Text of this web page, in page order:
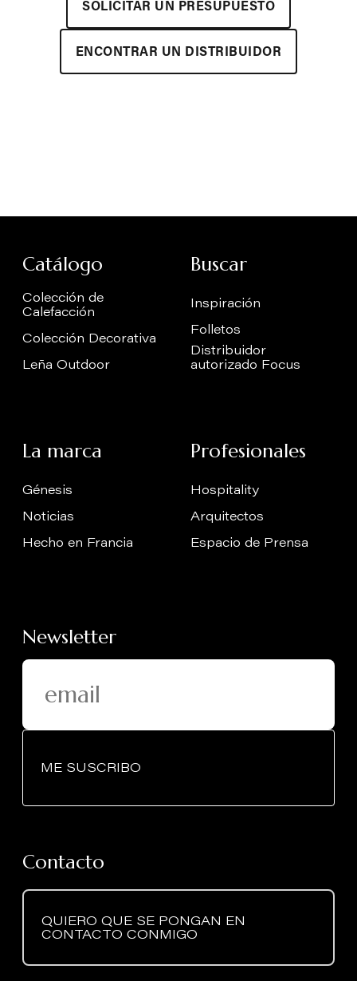
SOLICITAR UN PRESUPUESTO
ENCONTRAR UN DISTRIBUIDOR
Catálogo
Colección de
Calefacción
Colección Decorativa
Leña Outdoor
Buscar
Inspiración
Folletos
Distribuidor
autorizado Focus
La marca
Génesis
Noticias
Hecho en Francia
Profesionales
Hospitality
Arquitectos
Espacio de Prensa
Newsletter
ME SUSCRIBO
Contacto
QUIERO QUE SE PONGAN EN
CONTACTO CONMIGO